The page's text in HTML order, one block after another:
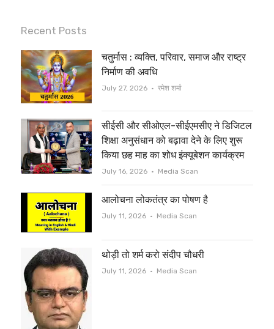
i
t
t
e
r
c
e
b
o
o
k
Recent Posts
चतुर्मास : व्यक्ति, परिवार, समाज और राष्ट्र
निर्माण की अवधि
July 27, 2026 Author
रमेश शर्मा
सीईसी और सीओएल-सीईएमसीए ने डिजिटल
शिक्षा अनुसंधान को बढ़ावा देने के लिए शुरू
किया छह माह का शोध इंक्यूबेशन कार्यक्रम
July 16, 2026 Author
Media Scan
आलोचना लोकतंत्र का पोषण है
July 11, 2026 Author
Media Scan
थोड़ी तो शर्म करो संदीप चौधरी
July 11, 2026 Author
Media Scan